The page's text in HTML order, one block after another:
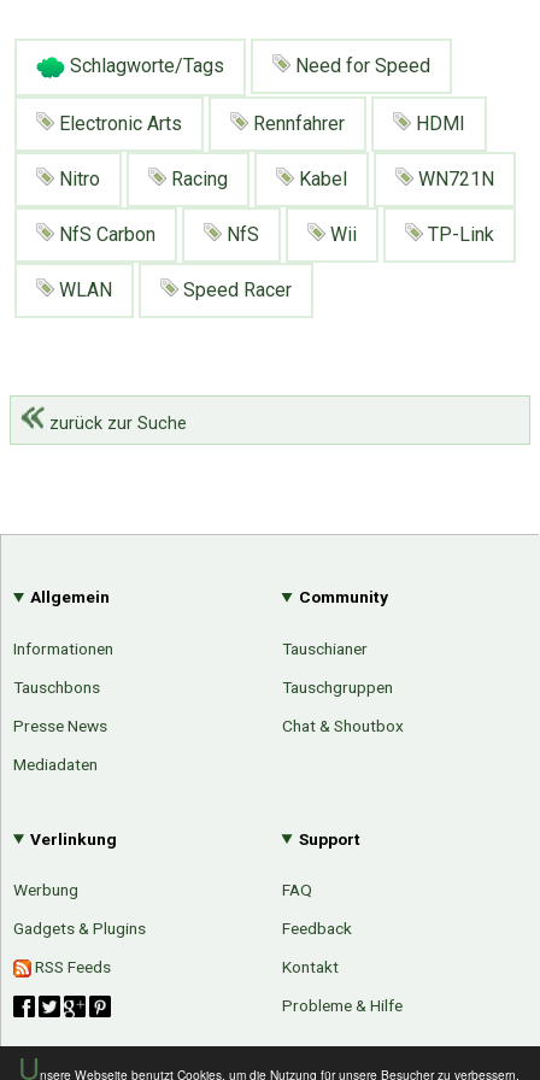
Unsere Webseite benutzt Cookies, um die Nutzung für unsere Besucher zu verbessern.
Mediadaten
Presse News
Erweitere Suche
Suchanfragen
Zufallsartikel
Kategoriewolke
Tagwolke
Schlagworte/Tags Need for Speed
Electronic Arts Rennfahrer HDMI
Nitro Racing Kabel WN721N
NfS Carbon NfS Wii TP-Link
WLAN Speed Racer
zurück zur Suche
Allgemein
Informationen
Tauschbons
Presse News
Mediadaten
Community
Tauschianer
Tauschgruppen
Chat & Shoutbox
Verlinkung
Werbung
Gadgets & Plugins
RSS Feeds
Support
FAQ
Feedback
Kontakt
Probleme & Hilfe